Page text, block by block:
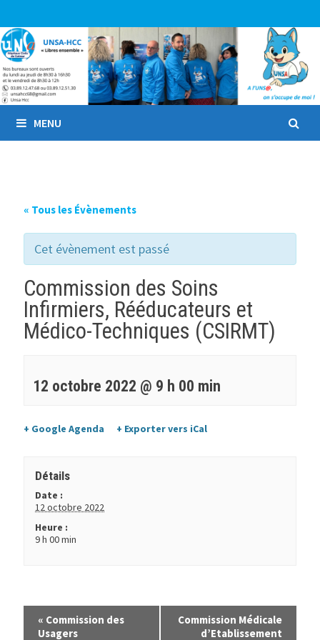
au
contenu
MENU
« Tous les Évènements
Cet évènement est passé
Commission des Soins
Infirmiers, Rééducateurs et
Médico-Techniques (CSIRMT)
12 octobre 2022 @ 9 h 00 min
+ Google Agenda + Exporter vers iCal
Détails
Date :
12 octobre 2022
Heure :
9 h 00 min
« Commission des
Usagers
Commission Médicale
d’Etablissement